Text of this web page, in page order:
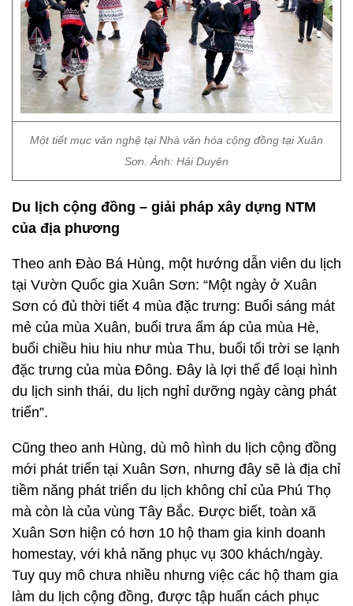
Một tiết mục văn nghệ tại Nhà văn hóa cộng đồng tại Xuân
Sơn. Ảnh: Hải Duyên
Du lịch cộng đồng – giải pháp xây dựng NTM
của địa phương
Theo anh Đào Bá Hùng, một hướng dẫn viên du lịch
tại Vườn Quốc gia Xuân Sơn: “Một ngày ở Xuân
Sơn có đủ thời tiết 4 mùa đặc trưng: Buổi sáng mát
mẻ của mùa Xuân, buổi trưa ấm áp của mùa Hè,
buổi chiều hiu hiu như mùa Thu, buổi tối trời se lạnh
đặc trưng của mùa Đông. Đây là lợi thế để loại hình
du lịch sinh thái, du lịch nghỉ dưỡng ngày càng phát
triển”.
Cũng theo anh Hùng, dù mô hình du lịch cộng đồng
mới phát triển tại Xuân Sơn, nhưng đây sẽ là địa chỉ
tiềm năng phát triển du lịch không chỉ của Phú Thọ
mà còn là của vùng Tây Bắc. Được biết, toàn xã
Xuân Sơn hiện có hơn 10 hộ tham gia kinh doanh
homestay, với khả năng phục vụ 300 khách/ngày.
Tuy quy mô chưa nhiều nhưng việc các hộ tham gia
làm du lịch cộng đồng, được tập huấn cách phục